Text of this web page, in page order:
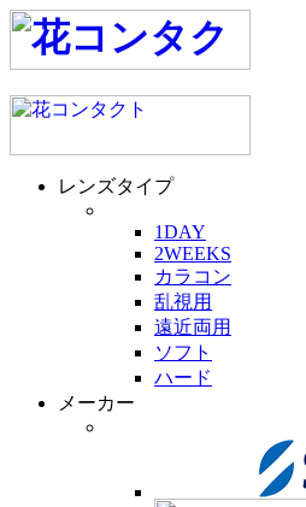
レンズタイプ
1DAY
2WEEKS
カラコン
乱視用
遠近両用
ソフト
ハード
メーカー